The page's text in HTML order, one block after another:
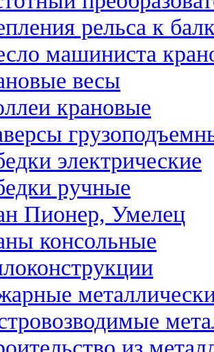
рельса к
машиниста
весы
крановые
электрические
ручные
Пионер, Умелец
консольные